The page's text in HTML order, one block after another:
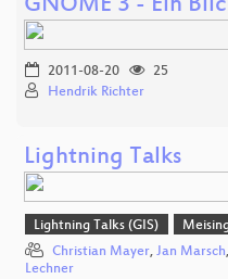
GNOME 3 - Ein
2011-08-20
25
Hendrik Richter
Lightning Talks
Lightning Talks (GIS)
Christian Mayer, Jan Marsch,
Lechner